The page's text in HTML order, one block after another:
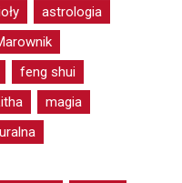
astrologia
feng shui
magia